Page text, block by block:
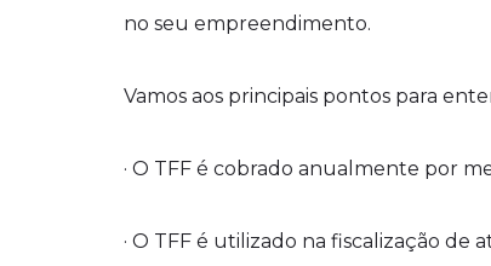
no seu empreendimento.
Vamos aos principais pontos para
· O TFF é cobrado anualmente por
· O TFF é utilizado na fiscalização de